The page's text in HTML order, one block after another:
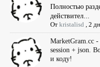
Полностью
действител...
Отkristalisd ,2
MarketGram.cc -
session + json.
и коду!